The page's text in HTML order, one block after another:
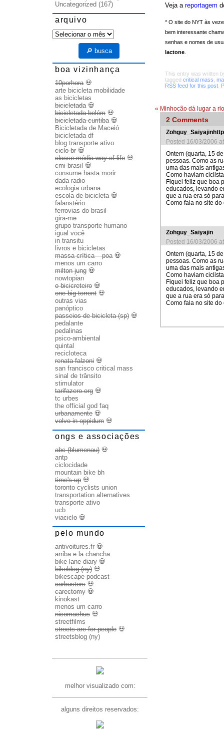
Veja a reportagem
* O site do NYT às
bem interessante
senhas e nomes de
lactone
This entry was written
tagged critical mass
RSS feed for this post
« Minhocão dá lugar a
2 Comments
Posted 16/03/2006
Ontem (quarta, 15
pessoas. Como as
uma das mais
Como haviam
Fiquei feliz que boa
educados, levando
que a rua era só
Como fala no site do
Zohguy_Saiyajin
Posted 16/03/2006
Ontem (quarta, 15
pessoas. Como as
uma das mais
Como haviam
Fiquei feliz que boa
educados, levando
que a rua era só
Como fala no site do
Uncategorized (167)
arquivo
arquivo
🔎 busca
boa vizinhança
10porhora💀
arte bicicleta mobilidade
as bicicletas
bicicletada💀
bicicletada belém 💀
bicicletada curitiba💀
Bicicletada de Maceió
bicicletada df
blog transporte ativo
ciclo br 💀
classe média way of life 💀
cmi brasil 💀
consume hasta morir
dada radio
ecologia urbana
escola de bicicleta💀
falanstério
ferrovias do brasil
gira-me
grupo transporte humano
igual você
in transitu
livros e bicicletas
massa crítica – poa💀
menos um carro
milton jung 💀
nowtopian
o bicicreteiro 💀
one big torrent 💀
outras vias
panóptico
passeios de bicicleta (sp) 💀
pedalante
pedalinas
psico-ambiental
quintal
recicloteca
renata falzoni 💀
san francisco critical mass
sinal de trânsito
stimulator
tarifazero.org 💀
tc urbes
the official god faq
urbanamente 💀
volvo in oppidum 💀
ongs e associações
abc (blumenau) 💀
antp
ciclocidade
mountain bike bh
time's up 💀
toronto cyclists union
transportation alternatives
transporte ativo
ucb
viaciclo 💀
pelo mundo
antivoitures.fr 💀
arriba e la chancha
bike lane diary 💀
bikeblog (ny) 💀
bikescape podcast
carbusters 💀
carectomy 💀
kinokast
menos um carro
nicomachus 💀
streetfilms
streets are for people 💀
streetsblog (ny)
melhor visualizado com:
alguns direitos reservados: